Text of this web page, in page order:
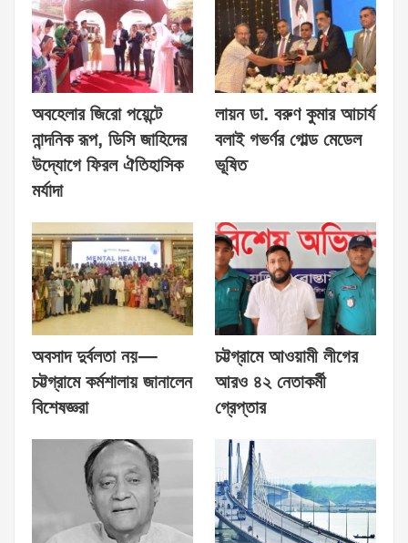
অবহেলার জিরো পয়েন্টে
নান্দনিক রূপ, ডিসি জাহিদের
উদ্যোগে ফিরল ঐতিহাসিক
মর্যাদা
লায়ন ডা. বরুণ কুমার আচার্য
বলাই গভর্ণর গোল্ড মেডেল
ভূষিত
অবসাদ দুর্বলতা নয়—
চট্টগ্রামে কর্মশালায় জানালেন
বিশেষজ্ঞরা
চট্টগ্রামে আওয়ামী লীগের
আরও ৪২ নেতাকর্মী
গ্রেপ্তার